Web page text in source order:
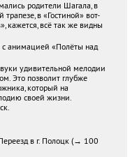
родители Шагала, в
в «Гостиной» вот-
кажется, всё так же видны
анимацией «Полёты над
удивительной мелодии
Это позволит глубже
который на
своей жизни.
в г. Полоцк (→ 100